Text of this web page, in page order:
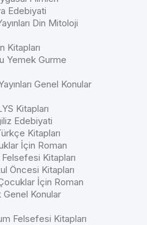
Edebiyati
Din Mitoloji
Kitapları
Yemek Gurme
Genel Konular
Kitapları
Edebiyati
Kitapları
İçin Roman
Felsefesi Kitapları
Öncesi Kitapları
Çocuklar İçin Roman
Genel Konular
Felsefesi Kitapları